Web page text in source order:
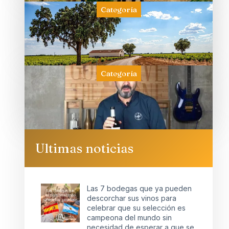
Categoría
Categoría
Ultimas noticias
Las 7 bodegas que ya pueden
descorchar sus vinos para
celebrar que su selección es
campeona del mundo sin
necesidad de esperar a que se